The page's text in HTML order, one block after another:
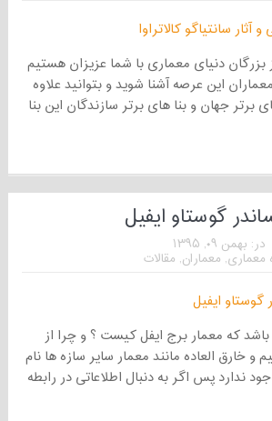
بزرگان دنیای معماری با شما عزیزان هستیم
این عرصه آشنا شوید و بتوانید علاوه
جهان و بنا های برتر سازندگان این بنا
گوستاو ایفیل
در: بهمن ۰۹, ۱۳۹۵
معماری, معماران, مقالات
که معمار برج ایفل کیست ؟ و چرا از
و خارق العاده مانند معمار سایر سازه ها نام
ندارد پس اگر به دنبال اطلاعاتی در رابطه